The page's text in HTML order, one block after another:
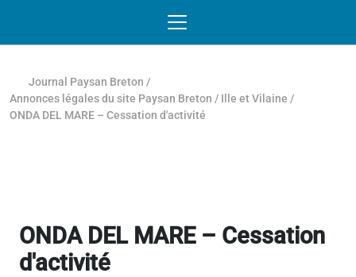
Journal Paysan Breton /
Annonces légales du site Paysan Breton / Ille et Vilaine /
ONDA DEL MARE – Cessation d'activité
ONDA DEL MARE – Cessation
d'activité